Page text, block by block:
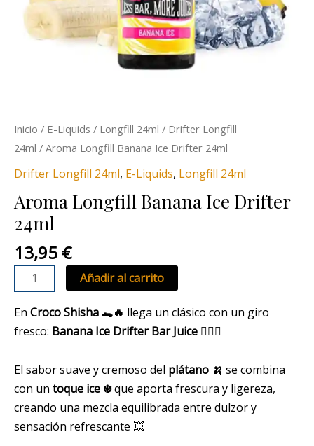
Inicio / E-Liquids / Longfill 24ml / Drifter Longfill
24ml / Aroma Longfill Banana Ice Drifter 24ml
Drifter Longfill 24ml, E-Liquids, Longfill 24ml
Aroma Longfill Banana Ice Drifter
24ml
13,95 €
Añadir al carrito
En Croco Shisha 🐊🔥 llega un clásico con un giro
fresco: Banana Ice Drifter Bar Juice 😮‍💨💚
El sabor suave y cremoso del plátano 🍌 se combina
con un toque ice ❄️que aporta frescura y ligereza,
creando una mezcla equilibrada entre dulzor y
sensación refrescante 💥